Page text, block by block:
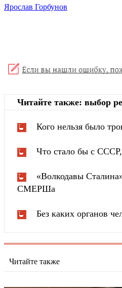
Ярослав Горбунов
Читайте также: выбор
Кого нельзя было
Что стало бы с
«Волкодавы
СМЕРШа
Без каких органов
Читайте также